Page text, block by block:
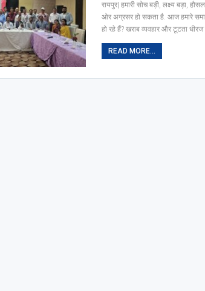
रायपुर| हमारी सोच बड़ी, लक्ष्य बड़ा,
ओर अग्रसर हो सकता है. आज हमारे
हो रहे हैं? खराब व्यवहार और टूटता
READ MORE...